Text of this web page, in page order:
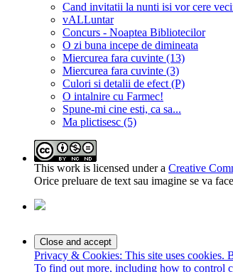
Cand invitatii la nunti isi vor cere
vALLuntar
Concurs - Noaptea Bibliotecilor
O zi buna incepe de dimineata
Miercurea fara cuvinte (13)
Miercurea fara cuvinte (3)
Culori si detalii de efect (P)
O intalnire cu Farmec!
Spune-mi cine esti, ca sa...
Ma plictisesc (5)
This work is licensed under a Creative
Orice preluare de text sau imagine se va
Privacy & Cookies: This site uses cookies.
To find out more, including how to control